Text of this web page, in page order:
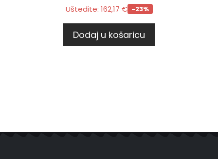
Uštedite: 162,17 € -23%
Dodaj u košaricu